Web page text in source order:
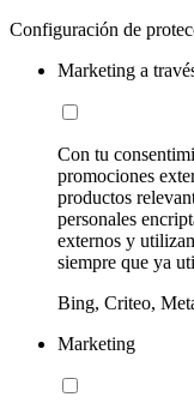
Configuración de
Marketing a
Con tu
promociones
productos
personales
externos y
siempre que ya
Bing, Criteo,
Marketing